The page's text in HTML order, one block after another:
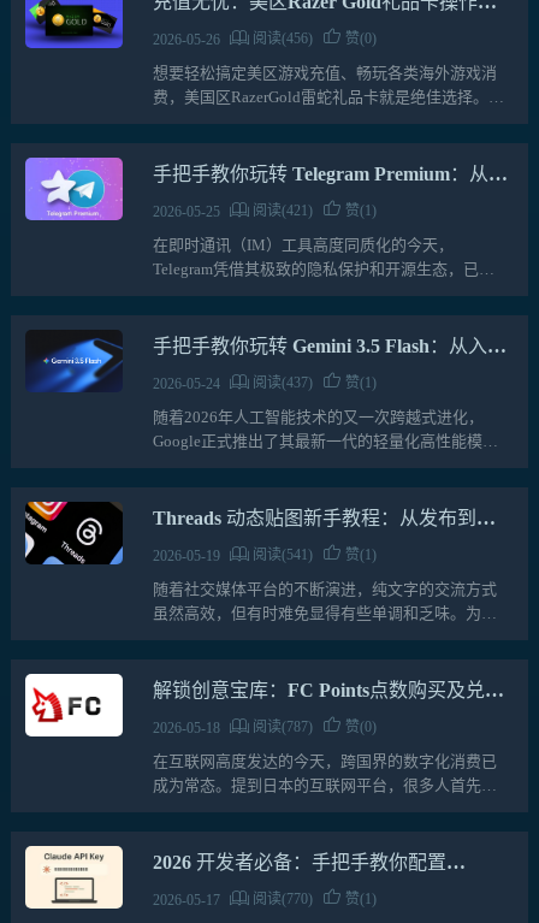
程详解
2026-05-26 阅读(456) 赞(0)
想要轻松搞定美区游戏充值、畅玩各类海外游戏消
费，美国区RazerGold雷蛇礼品卡就是绝佳选择。作
为雷蛇官方推出的正规充值卡，它适配美区雷蛇钱
包账户，一键充值雷蛇币，使用便捷又安全。不管
是购置游戏本体…
手把手教你玩转 Telegram Premium：从入
门到高效实战全攻略
2026-05-25 阅读(421) 赞(1)
在即时通讯（IM）工具高度同质化的今天，
Telegram凭借其极致的隐私保护和开源生态，已经
吸引了全球超过9亿的活跃用户。然而，随着信息量
的爆炸式增长，普通版功能有时难以满足高强度办
公和极致资源控的需…
手把手教你玩转 Gemini 3.5 Flash：从入门
到高效应用实战
2026-05-24 阅读(437) 赞(1)
随着2026年人工智能技术的又一次跨越式进化，
Google正式推出了其最新一代的轻量化高性能模型
——Gemini3.5Flash。如果说早期的AI只是一个问答
机器人，那么Gemini3.5Flash的…
Threads 动态贴图新手教程：从发布到回
复，让你的串文更有趣
2026-05-19 阅读(541) 赞(1)
随着社交媒体平台的不断演进，纯文字的交流方式
虽然高效，但有时难免显得有些单调和乏味。为了
打破这种沉闷，让用户在表达情感时更加生动，
Meta旗下的社交平台Threads近期推出了一项令人眼
前一亮的新功能…
解锁创意宝库：FC Points点数购买及兑换
流程详解
2026-05-18 阅读(787) 赞(0)
在互联网高度发达的今天，跨国界的数字化消费已
成为常态。提到日本的互联网平台，很多人首先会
地位，那就是FC2。无论…
2026 开发者必备：手把手教你配置
Claude Code，开启 AI 自主编程时代
2026-05-17 阅读(770) 赞(1)